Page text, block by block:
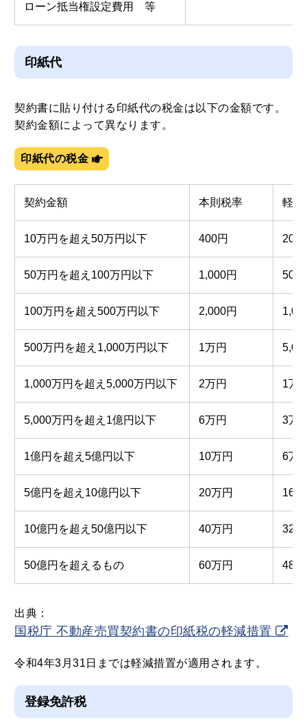
ローン抵当権設定費用 等
印紙代
契約書に貼り付ける印紙代の税金は以下の金額です。
契約金額によって異なります。
印紙代の税金
契約金額 本則税率 軽減
10万円を超え50万円以下 400円 200
50万円を超え100万円以下 1,000円 500
100万円を超え500万円以下 2,000円
500万円を超え1,000万円以下 1万円
1,000万円を超え5,000万円以下 2万円 1万
5,000万円を超え1億円以下 6万円 3万
1億円を超え5億円以下 10万円 6万
5億円を超え10億円以下 20万円 16
10億円を超え50億円以下 40万円 32
50億円を超えるもの 60万円 48
出典：
国税庁 不動産売買契約書の印紙税の軽減措置
令和4年3月31日までは軽減措置が適用されます。
登録免許税